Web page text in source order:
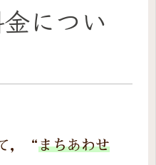
につい
，“まちあわせ